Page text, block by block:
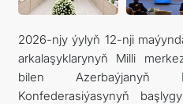
2026-njy ýylyň 12-nji
arkalaşyklarynyň Milli
bilen Azerbaýjanyň
Konfederasiýasynyň